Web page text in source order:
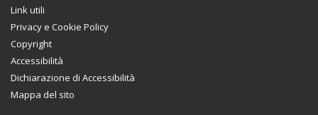
Link utili
Privacy e Cookie Policy
Copyright
Accessibilità
Dichiarazione di Accessibilità
Mappa del sito